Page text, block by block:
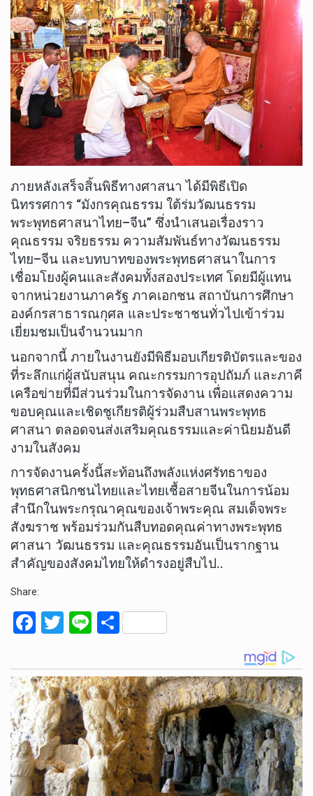
ภายหลังเสร็จสิ้นพิธีทางศาสนา ได้มีพิธีเปิด
นิทรรศการ “มังกรคุณธรรม ใต้ร่มวัฒนธรรม
พระพุทธศาสนาไทย–จีน” ซึ่งนำเสนอเรื่องราว
คุณธรรม จริยธรรม ความสัมพันธ์ทางวัฒนธรรม
ไทย–จีน และบทบาทของพระพุทธศาสนาในการ
เชื่อมโยงผู้คนและสังคมทั้งสองประเทศ โดยมีผู้แทน
จากหน่วยงานภาครัฐ ภาคเอกชน สถาบันการศึกษา
องค์กรสาธารณกุศล และประชาชนทั่วไปเข้าร่วม
เยี่ยมชมเป็นจำนวนมาก
นอกจากนี้ ภายในงานยังมีพิธีมอบเกียรติบัตรและของ
ที่ระลึกแก่ผู้สนับสนุน คณะกรรมการอุปถัมภ์ และภาคี
เครือข่ายที่มีส่วนร่วมในการจัดงาน เพื่อแสดงความ
ขอบคุณและเชิดชูเกียรติผู้ร่วมสืบสานพระพุทธ
ศาสนา ตลอดจนส่งเสริมคุณธรรมและค่านิยมอันดี
งามในสังคม
การจัดงานครั้งนี้สะท้อนถึงพลังแห่งศรัทธาของ
พุทธศาสนิกชนไทยและไทยเชื้อสายจีนในการน้อม
สำนึกในพระกรุณาคุณของเจ้าพระคุณ สมเด็จพระ
สังฆราช พร้อมร่วมกันสืบทอดคุณค่าทางพระพุทธ
ศาสนา วัฒนธรรม และคุณธรรมอันเป็นรากฐาน
สำคัญของสังคมไทยให้ดำรงอยู่สืบไป..
Share:
F
ce
b
o
o
k
T
tt
er
Li
e
S
ar
e